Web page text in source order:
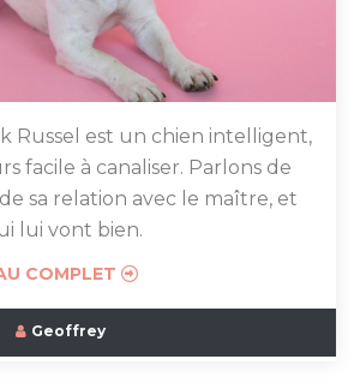
Russel est un chien intelligent,
facile à canaliser. Parlons de
sa relation avec le maître, et
lui vont bien.
COMPLET
Geoffrey